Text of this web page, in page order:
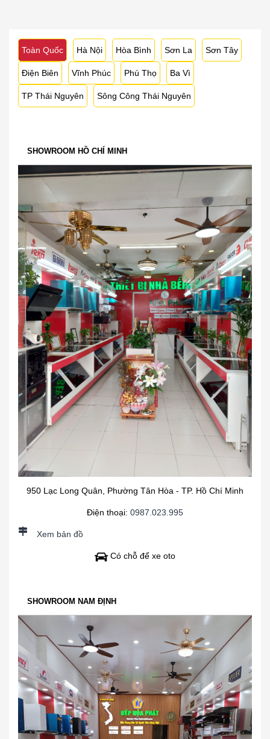
Toàn Quốc Hà Nội Hòa Bình Sơn La Sơn Tây
Điện Biên Vĩnh Phúc Phú Thọ Ba Vì
TP Thái Nguyên Sông Công Thái Nguyên
SHOWROOM HỒ CHÍ MINH
950 Lạc Long Quân, Phường Tân Hòa - TP. Hồ Chí Minh
Điện thoại: 0987.023.995
Xem bản đồ
Có chỗ để xe oto
SHOWROOM NAM ĐỊNH